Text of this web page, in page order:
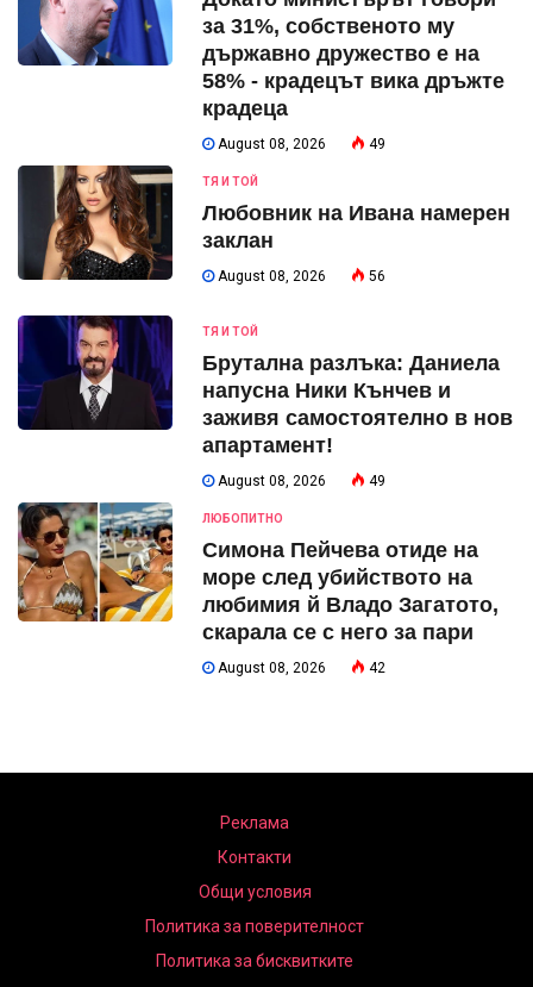
за 31%, собственото му
държавно дружество е на
58% - крадецът вика дръжте
крадеца
August 08, 2026 49
ТЯ И ТОЙ
Любовник на Ивана намерен
заклан
August 08, 2026 56
ТЯ И ТОЙ
Брутална разлъка: Даниела
напусна Ники Кънчев и
заживя самостоятелно в нов
апартамент!
August 08, 2026 49
ЛЮБОПИТНО
Симона Пейчева отиде на
море след убийството на
любимия й Владо Загатото,
скарала се с него за пари
August 08, 2026 42
Реклама
Контакти
Общи условия
Политика за поверителност
Политика за бисквитките